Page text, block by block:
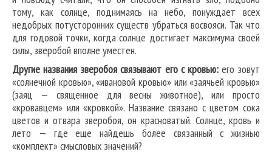
тому, как солнце, поднимаясь на небо, понуждает всех
недобрых потусторонних существ убраться восвояси. Так что
для годовой точки, когда солнце достигает максимума своей
силы, зверобой вполне уместен.
Другие названия зверобоя связывают его с кровью:его зовут
«солнечной кровью», «ивановой кровью» или «заячьей кровью»
(заяц — священное для весны животное), или просто
«кровавцем» или «кровкой». Название связано с цветом сока
цветов и отвара зверобоя, он красноватый. Солнце, кровь и
лето — где еще найдешь более связанный с жизнью
«комплект» смысловых значений?